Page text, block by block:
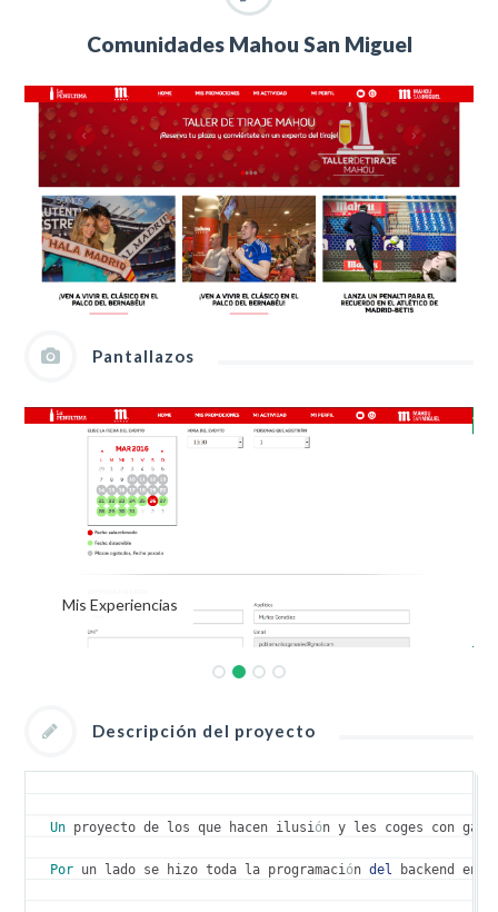
Comunidades Mahou San Miguel
Pantallazos
Mis Experiencias
Descripción del proyecto
Un proyecto de los que hacen ilusión y les coges con
Por un lado se hizo toda la programación del backend en